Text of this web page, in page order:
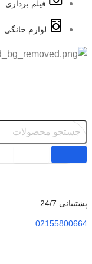
فیلم برداری
لوازم خانگی
پشتیبانی 24/7
02155800664